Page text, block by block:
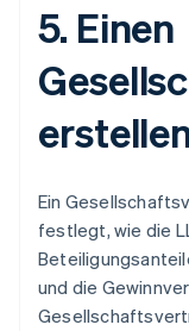
5. Einen
Ein
festlegt, wie die
und die